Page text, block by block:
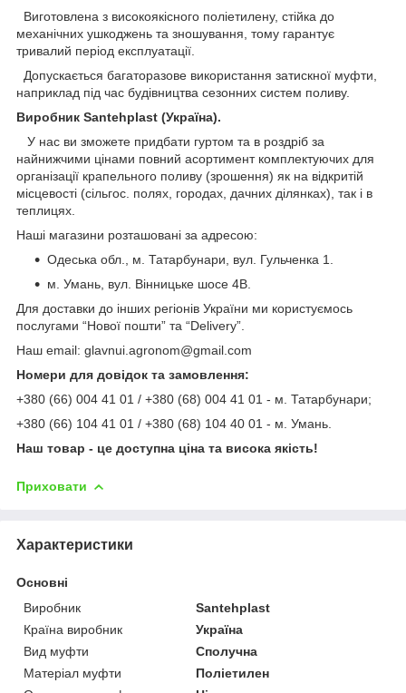
Виготовлена з високоякісного поліетилену, стійка до
механічних ушкоджень та зношування, тому гарантує
тривалий період експлуатації.
Допускається багаторазове використання затискної муфти,
наприклад під час будівництва сезонних систем поливу.
Виробник Santehplast (Україна).
У нас ви зможете придбати гуртом та в роздріб за
найнижчими цінами повний асортимент комплектуючих для
організації крапельного поливу (зрошення) як на відкритій
місцевості (сільгос. полях, городах, дачних ділянках), так і в
теплицях.
Наші магазини розташовані за адресою:
Одеська обл., м. Татарбунари, вул. Гульченка 1.
м. Умань, вул. Вінницьке шосе 4В.
Для доставки до інших регіонів України ми користуємось
послугами “Нової пошти” та “Delivery”.
Наш email: glavnui.agronom@gmail.com
Номери для довідок та замовлення:
+380 (66) 004 41 01 / +380 (68) 004 41 01 - м. Татарбунари;
+380 (66) 104 41 01 / +380 (68) 104 40 01 - м. Умань.
Наш товар - це доступна ціна та висока якість!
Приховати
Характеристики
Основні
Виробник
Santehplast
Країна виробник
Україна
Вид муфти
Сполучна
Матеріал муфти
Поліетилен